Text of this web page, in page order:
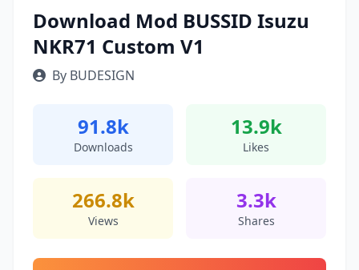
Download Mod BUSSID Isuzu
NKR71 Custom V1
By BUDESIGN
91.8k
Downloads
13.9k
Likes
266.8k
Views
3.3k
Shares